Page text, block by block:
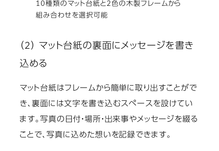
10種類のマット台紙と2色の木製フレームから
組み合わせを選択可能
（2） マット台紙の裏面にメッセージを書き
込める
マット台紙はフレームから簡単に取り出すことがで
き、裏面には文字を書き込むスペースを設けてい
ます。写真の日付・場所・出来事やメッセージを綴る
ことで、写真に込めた想いを記録できます。